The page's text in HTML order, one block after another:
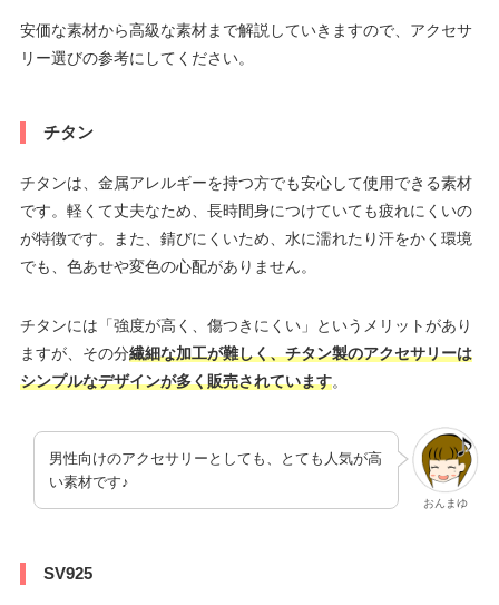
安価な素材から高級な素材まで解説していきますので、アクセサ
リー選びの参考にしてください。
チタン
チタンは、金属アレルギーを持つ方でも安心して使用できる素材
です。軽くて丈夫なため、長時間身につけていても疲れにくいの
が特徴です。また、錆びにくいため、水に濡れたり汗をかく環境
でも、色あせや変色の心配がありません。
チタンには「強度が高く、傷つきにくい」というメリットがあり
ますが、その分繊細な加工が難しく、チタン製のアクセサリーは
シンプルなデザインが多く販売されています。
おんまゆ
男性向けのアクセサリーとしても、とても人気が高
い素材です♪
SV925